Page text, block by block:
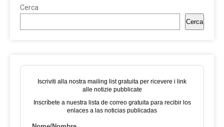
Cerca
Cerca
Iscriviti alla nostra mailing list gratuita per ricevere i link
alle notizie pubblicate
Inscríbete a nuestra lista de correo gratuita para recibir los
enlaces a las noticias publicadas